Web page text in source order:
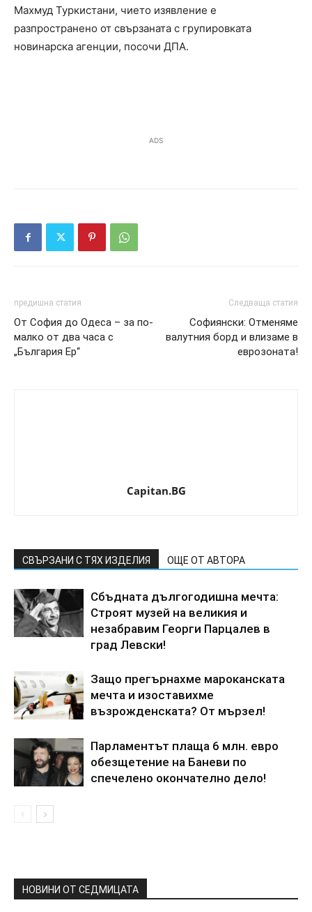
Махмуд Туркистани, чието изявление е
разпространено от свързаната с групировката
новинарска агенции, посочи ДПА.
ADS
предишна статия
От София до Одеса – за по-
малко от два часа с
„България Ер“
Следваща статия
Софиянски: Отменяме
валутния борд и влизаме в
еврозоната!
Capitan.BG
СВЪРЗАНИ С ТЯХ ИЗДЕЛИЯ ОЩЕ ОТ АВТОРА
Сбъдната дългогодишна мечта:
Строят музей на великия и
незабравим Георги Парцалев в
град Левски!
Защо прегърнахме мароканската
мечта и изоставихме
възрожденската? От мързел!
Парламентът плаща 6 млн. евро
обезщетение на Баневи по
спечелено окончателно дело!
НОВИНИ ОТ СЕДМИЦАТА